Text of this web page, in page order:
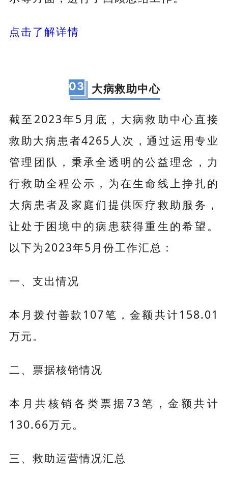
点击了解详情
03 大病救助中心
截至2023年5月底，大病救助中心直接
救助大病患者4265人次，通过运用专业
管理团队，秉承全透明的公益理念，力
行救助全程公示，为在生命线上挣扎的
大病患者及家庭们提供医疗救助服务，
让处于困境中的病患获得重生的希望。
以下为2023年5月份工作汇总：
一、支出情况
本月拨付善款107笔，金额共计158.01
万元。
二、票据核销情况
本月共核销各类票据73笔，金额共计
130.66万元。
三、救助运营情况汇总